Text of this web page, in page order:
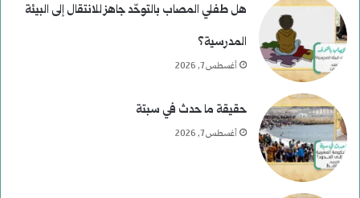
هل طفلي المصاب بالتوحّد جاهز للانتقال إلى البيئة
المدرسية؟
أغسطس 7, 2026
حقيقة ما حدث في سبتة
أغسطس 7, 2026